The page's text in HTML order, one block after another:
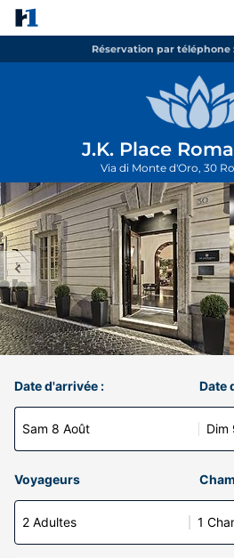
Réservation par téléphone
J.K. Place Roma
Via di Monte d'Oro, 30
Date d'arrivée :
Sam 8 Août
Date
Dim
Voyageurs
2 Adultes 1